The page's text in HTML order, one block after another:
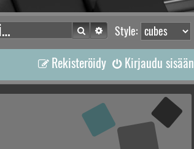
Style:
Etsi Tarkennettu haku
Kirjaudu sisään
Rekisteröidy